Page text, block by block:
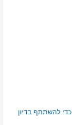
להשתתף בדיון